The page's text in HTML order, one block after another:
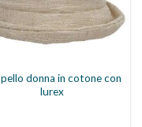
donna in cotone con
lurex